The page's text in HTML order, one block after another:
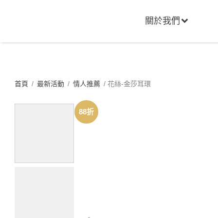
關於我們
首頁 / 最新活動 / 情人推薦 / 花絲-金莎耳環
88折